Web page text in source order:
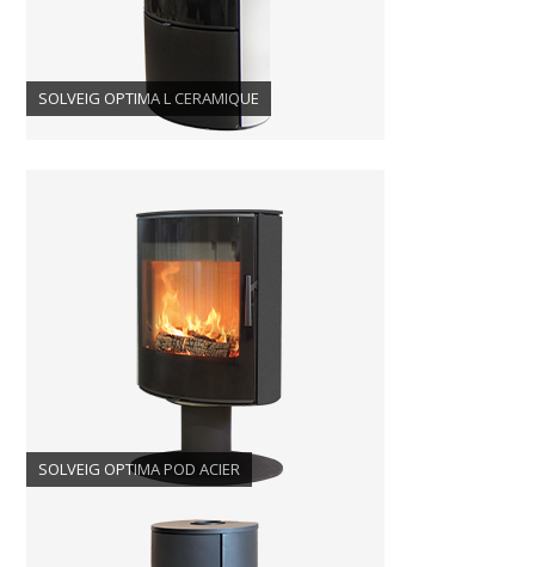
SOLVEIG OPTIMA L CERAMIQUE
SOLVEIG OPTIMA POD ACIER